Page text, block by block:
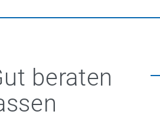
gilt in seiner
beraten